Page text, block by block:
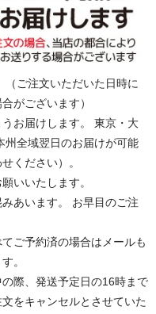
（ご注文いただいた日時に
がございます）
お届けします。 東京・大
州全域翌日のお届けが可能
ください）。
いいたします。
あいます。 お早目のご注
ご予約済の場合はメールも
。
際、発送予定日の16時まで
をキャンセルとさせていた